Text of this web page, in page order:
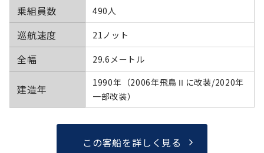
乗組員数 490人
巡航速度 21ノット
全幅 29.6メートル
建造年
1990年（2006年飛鳥Ⅱに改装/2020年
一部改装）
この客船を詳しく見る